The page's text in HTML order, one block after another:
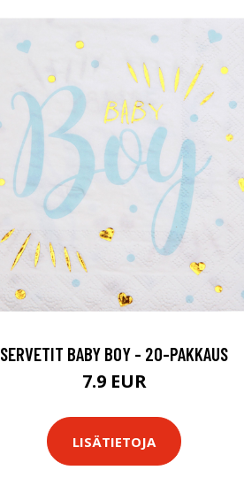
SERVETIT BABY BOY - 20-PAKKAUS
7.9 EUR
LISÄTIETOJA